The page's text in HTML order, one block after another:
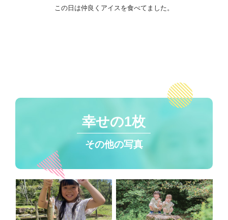
この日は仲良くアイスを食べてました。
幸せの1枚
その他の写真